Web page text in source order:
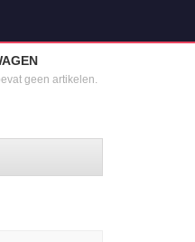
geen artikelen.